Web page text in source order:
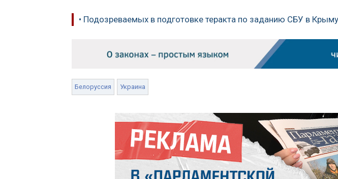
• Подозреваемых в подготовке теракта по заданию СБУ в
Белоруссия Украина